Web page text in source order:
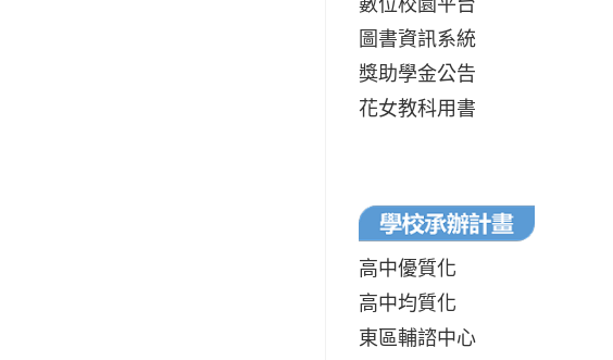
圖書資訊系統
獎助學金公告
花女教科用書
高中優質化
高中均質化
東區輔諮中心